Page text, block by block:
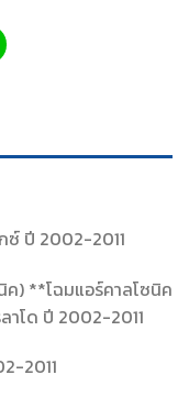
ซ์ ปี 2002-2011
ค) **โฉมแอร์คาลโซนิค
าโด ปี 2002-2011
2011